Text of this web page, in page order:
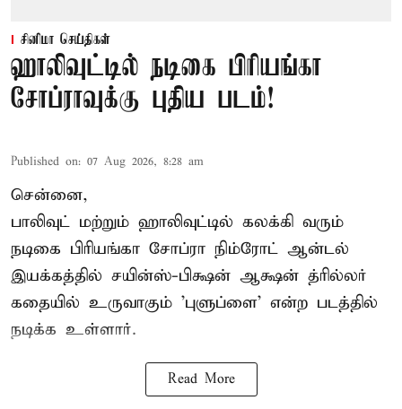
சினிமா செய்திகள்
ஹாலிவுட்டில் நடிகை பிரியங்கா
சோப்ராவுக்கு புதிய படம்!
Published on: 07 Aug 2026, 8:28 am
சென்னை,
பாலிவுட் மற்றும் ஹாலிவுட்டில் கலக்கி வரும்
நடிகை பிரியங்கா சோப்ரா நிம்ரோட் ஆன்டல்
இயக்கத்தில் சயின்ஸ்-பிக்ஷன் ஆக்ஷன் த்ரில்லர்
கதையில் உருவாகும் 'புளுப்ளை' என்ற படத்தில்
நடிக்க உள்ளார்.
Read More